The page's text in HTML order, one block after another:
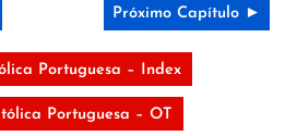
Próximo Capítulo ►
Portuguesa – Index
Portuguesa – OT